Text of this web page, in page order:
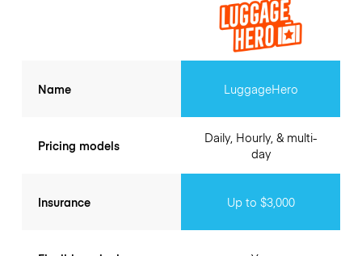
Name
Pricing models
Insurance
LuggageHero
Daily, Hourly, & multi-
day
Up to $3,000